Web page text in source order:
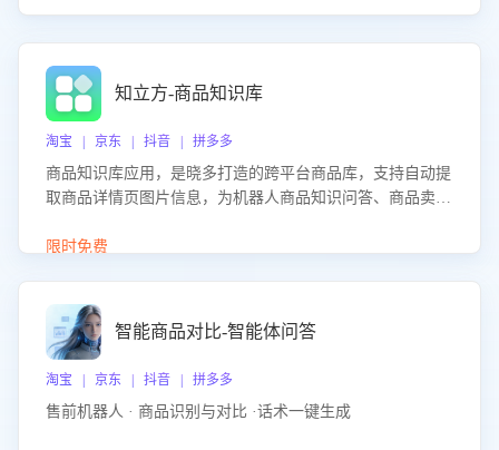
知立方-商品知识库
淘宝 | 京东 | 抖音 | 拼多多
商品知识库应用，是晓多打造的跨平台商品库，支持自动提
取商品详情页图片信息，为机器人商品知识问答、商品卖点
限时免费
智能商品对比-智能体问答
淘宝 | 京东 | 抖音 | 拼多多
售前机器人 · 商品识别与对比 ·话术一键生成